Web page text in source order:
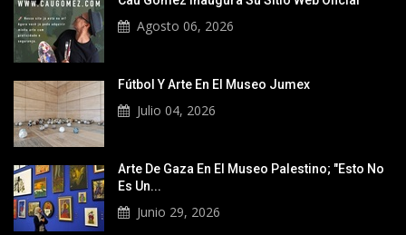
Agosto 06, 2026
Fútbol Y Arte En El Museo Jumex
Julio 04, 2026
Arte De Gaza En El Museo Palestino; "Esto No
Es Un...
Junio 29, 2026